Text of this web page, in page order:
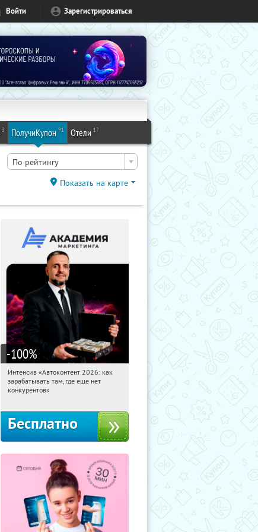
Войти Зарегистрироваться
3 ПолучиКупон 91 Отели 17
По рейтингу
Показать на карте
-100%
12:10:16 Получили:
Россия
Интенсив «Автоконтент 2026: как
зарабатывать там, где еще нет
конкурентов»
Бесплатно